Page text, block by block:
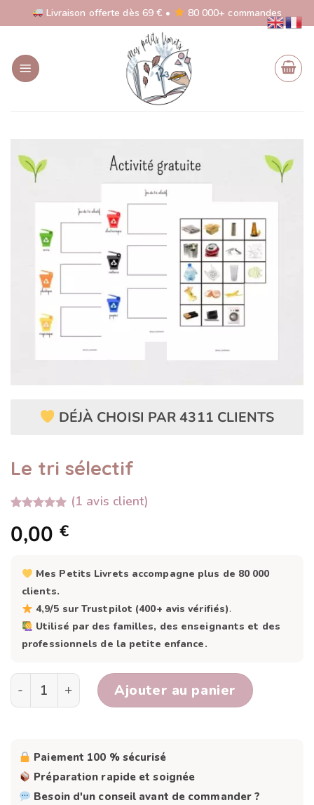
to
content
Livraison offerte dès 69 € • 80 000+ commandes
DÉJÀ CHOISI PAR 4311 CLIENTS
Le tri sélectif
sur 5 basé
surnotation
(1 avis client)
0,00 €
Mes Petits Livrets accompagne plus de 80 000
clients.
4,9/5 sur Trustpilot (400+ avis vérifiés).
Utilisé par des familles, des enseignants et des
professionnels de la petite enfance.
quantité de Le tri sélectifAjouter au panier
Paiement 100 % sécurisé
Préparation rapide et soignée
Besoin d'un conseil avant de commander ?